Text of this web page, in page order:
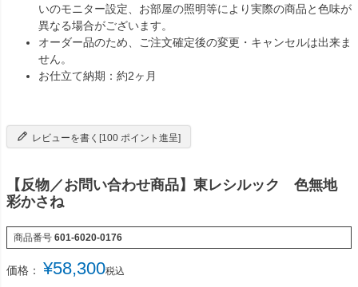
いのモニター設定、お部屋の照明等により実際の商品と色味が
異なる場合がございます。
オーダー品のため、ご注文確定後の変更・キャンセルは出来ま
せん。
お仕立て納期：約2ヶ月
レビューを書く[100 ポイント進呈]
【反物／お問い合わせ商品】東レシルック 色無地
彩かさね
商品番号 601-6020-0176
価格： ¥58,300税込